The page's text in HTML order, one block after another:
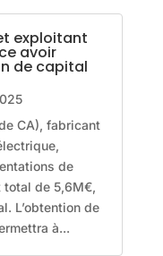
exploitant
avoir
de capital
CA), fabricant
de
total de 5,6M€,
L’obtention de
à...